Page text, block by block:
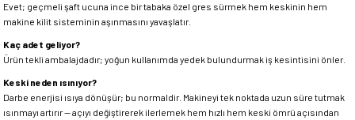
Evet; geçmeli şaft ucuna ince bir tabaka özel gres sürmek hem keskinin hem
makine kilit sisteminin aşınmasını yavaşlatır.
Kaç adet geliyor?
Ürün tekli ambalajdadır; yoğun kullanımda yedek bulundurmak iş kesintisini önler.
Keski neden ısınıyor?
Darbe enerjisi ısıya dönüşür; bu normaldir. Makineyi tek noktada uzun süre tutmak
ısınmayı artırır — açıyı değiştirerek ilerlemek hem hızlı hem keski ömrü açısından